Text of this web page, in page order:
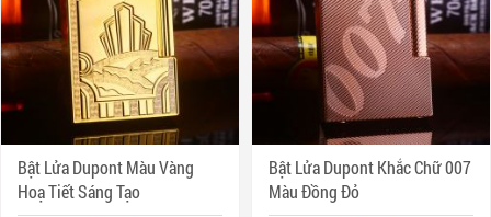
Bật Lửa Dupont Màu Vàng
Hoạ Tiết Sáng Tạo
Bật Lửa Dupont Khắc Chữ 007
Màu Đồng Đỏ